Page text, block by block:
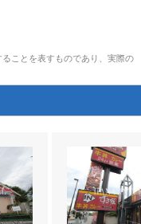
ことを表すものであり、実際の